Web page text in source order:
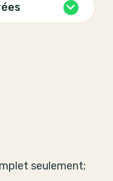
seulement;